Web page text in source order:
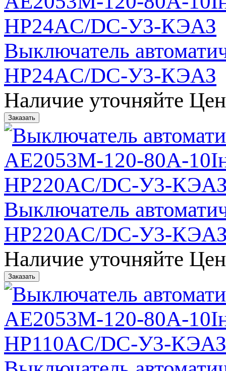
Выключатель
НР24AC/DC-У3-КЭАЗ
Наличие уточняйте
Выключатель
НР220AC/DC-У3-
Наличие уточняйте